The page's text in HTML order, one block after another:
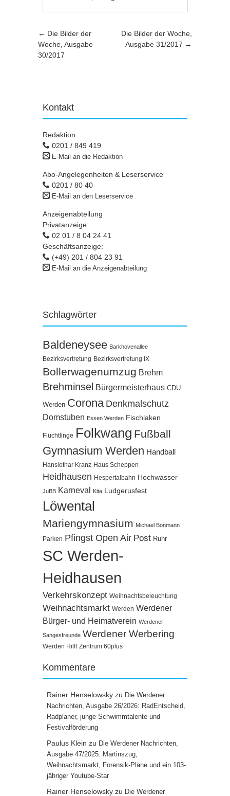
Artikel-Navigation
← Die Bilder der
Woche, Ausgabe
30/2017
Die Bilder der Woche,
Ausgabe 31/2017 →
Kontakt
Redaktion
0201 / 849 419
E-Mail an die Redaktion
Abo-Angelegenheiten & Leserservice
0201 / 80 40
E-Mail an den Leserservice
Anzeigenabteilung
Privatanzeige:
02 01 / 8 04 24 41
Geschäftsanzeige:
(+49) 201 / 804 23 91
E-Mail an die Anzeigenabteilung
Schlagwörter
Baldeneysee Barkhovenallee
Bezirksvertretung Bezirksvertretung IX
Bollerwagenumzug Brehm
Brehminsel Bürgermeisterhaus CDU
Werden Corona Denkmalschutz
Domstuben Essen Werden Fischlaken
Flüchtlinge Folkwang Fußball
Gymnasium Werden Handball
Hanslothar Kranz Haus Scheppen
Heidhausen Hespertalbahn Hochwasser
JuBB Karneval Kita Ludgerusfest
Löwental
Mariengymnasium Michael Bonmann
Parken Pfingst Open Air Post Ruhr
SC Werden-
Heidhausen
Verkehrskonzept Weihnachtsbeleuchtung
Weihnachtsmarkt Werden Werdener
Bürger- und Heimatverein Werdener
Sangesfreunde Werdener Werbering
Werden Hilft Zentrum 60plus
Kommentare
Rainer Henselowsky zu Die Werdener
Nachrichten, Ausgabe 26/2026: RadEntscheid,
Radplaner, junge Schwimmtalente und
Festivalförderung
Paulus Klein zu Die Werdener Nachrichten,
Ausgabe 47/2025: Martinszug,
Weihnachtsmarkt, Forensik-Pläne und ein 103-
jähriger Youtube-Star
Rainer Henselowsky zu Die Werdener